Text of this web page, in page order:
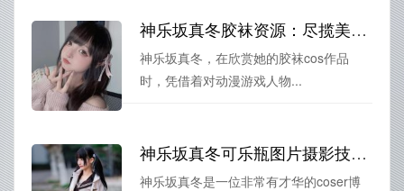
神乐坂真冬胶袜资源：尽揽美图收入囊中
神乐坂真冬，在欣赏她的胶袜cos作品
时，凭借着对动漫游戏人物...
神乐坂真冬可乐瓶图片摄影技术，让你cos的画面更加美丽
神乐坂真冬是一位非常有才华的coser博